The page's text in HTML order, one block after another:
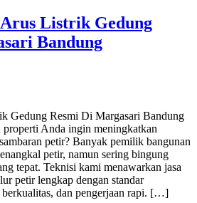
Listrik Gedung
Bandung
Gedung Resmi Di Margasari Bandung
Anda ingin meningkatkan
petir? Banyak pemilik bangunan
petir, namun sering bingung
tepat. Teknisi kami menawarkan jasa
petir lengkap dengan standar
dan pengerjaan rapi. […]